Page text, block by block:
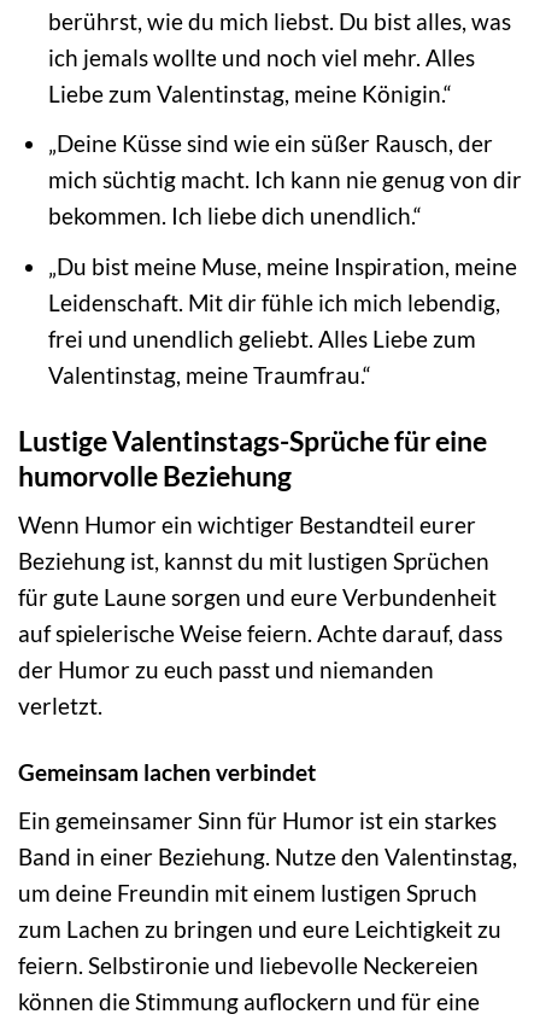
berührst, wie du mich liebst. Du bist alles, was
ich jemals wollte und noch viel mehr. Alles
Liebe zum Valentinstag, meine Königin.“
„Deine Küsse sind wie ein süßer Rausch, der
mich süchtig macht. Ich kann nie genug von dir
bekommen. Ich liebe dich unendlich.“
„Du bist meine Muse, meine Inspiration, meine
Leidenschaft. Mit dir fühle ich mich lebendig,
frei und unendlich geliebt. Alles Liebe zum
Valentinstag, meine Traumfrau.“
Lustige Valentinstags-Sprüche für eine
humorvolle Beziehung
Wenn Humor ein wichtiger Bestandteil eurer
Beziehung ist, kannst du mit lustigen Sprüchen
für gute Laune sorgen und eure Verbundenheit
auf spielerische Weise feiern. Achte darauf, dass
der Humor zu euch passt und niemanden
verletzt.
Gemeinsam lachen verbindet
Ein gemeinsamer Sinn für Humor ist ein starkes
Band in einer Beziehung. Nutze den Valentinstag,
um deine Freundin mit einem lustigen Spruch
zum Lachen zu bringen und eure Leichtigkeit zu
feiern. Selbstironie und liebevolle Neckereien
können die Stimmung auflockern und für eine